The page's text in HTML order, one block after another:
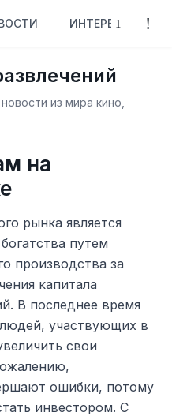
ИНТЕРЕСНОЕ
из мира кино,
на
рынка является
путем
производства за
капитала
В последнее время
участвующих в
свои
ошибки, потому
инвестором. С